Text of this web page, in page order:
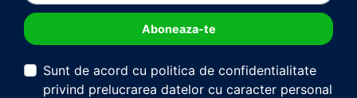
Sunt de acord cu politica de confidentialitate
privind prelucrarea datelor cu caracter personal